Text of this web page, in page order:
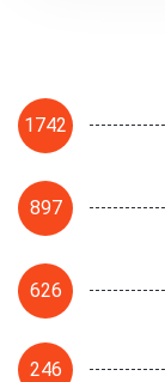
1742
897
626
246